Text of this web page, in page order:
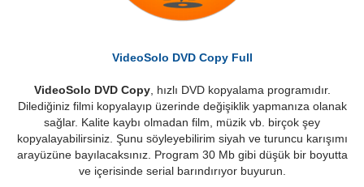
VideoSolo DVD Copy Full
VideoSolo DVD Copy, hızlı DVD kopyalama programıdır.
Dilediğiniz filmi kopyalayıp üzerinde değişiklik yapmanıza olanak
sağlar. Kalite kaybı olmadan film, müzik vb. birçok şey
kopyalayabilirsiniz. Şunu söyleyebilirim siyah ve turuncu karışımı
arayüzüne bayılacaksınız. Program 30 Mb gibi düşük bir boyutta
ve içerisinde serial barındırıyor buyurun.